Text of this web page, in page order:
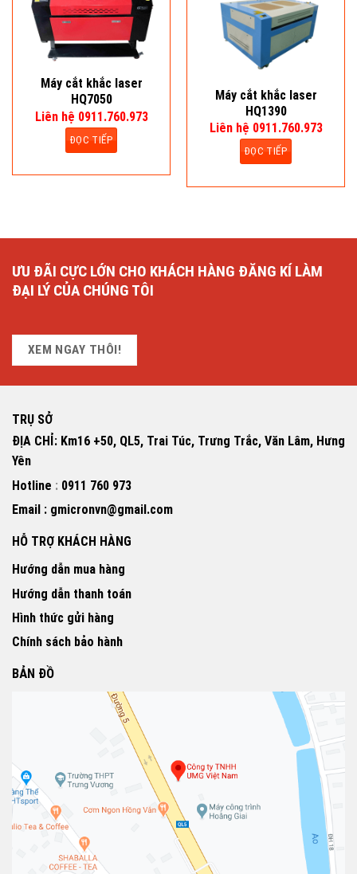
Máy cắt khắc laser
HQ7050
Liên hệ 0911.760.973
ĐỌC TIẾP
Máy cắt khắc laser
HQ1390
Liên hệ 0911.760.973
ĐỌC TIẾP
ƯU ĐÃI CỰC LỚN CHO KHÁCH HÀNG ĐĂNG KÍ LÀM
ĐẠI LÝ CỦA CHÚNG TÔI
XEM NGAY THÔI!
TRỤ SỞ
ĐỊA CHỈ: Km16 +50, QL5, Trai Túc, Trưng Trắc, Văn Lâm, Hưng
Yên
Hotline : 0911 760 973
Email : gmicronvn@gmail.com
HỖ TRỢ KHÁCH HÀNG
Hướng dẫn mua hàng
Hướng dẫn thanh toán
Hình thức gửi hàng
Chính sách bảo hành
BẢN ĐỒ